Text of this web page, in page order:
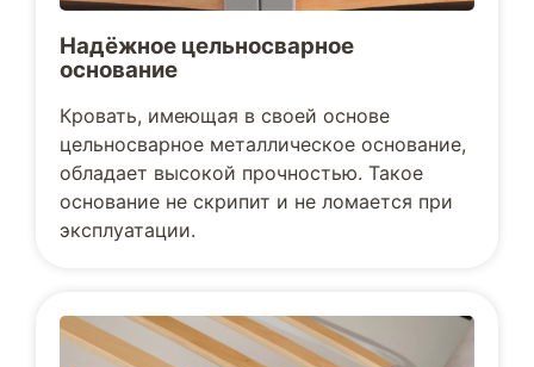
Надёжное цельносварное
основание
Кровать, имеющая в своей основе
цельносварное металлическое основание,
обладает высокой прочностью. Такое
основание не скрипит и не ломается при
эксплуатации.